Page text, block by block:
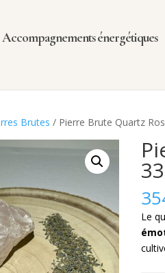
Accompagnements énergétiques
Brutes / Pierre Brute Quartz
Le